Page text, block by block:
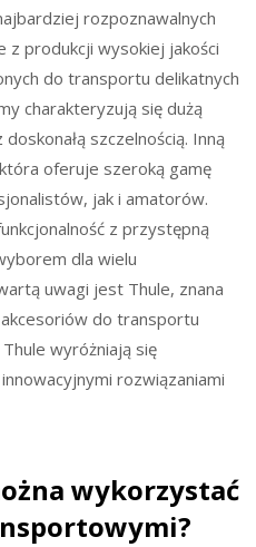
rozpoznawalnych
z produkcji wysokiej jakości
do transportu delikatnych
charakteryzują się dużą
szczelnością. Inną
oferuje szeroką gamę
jak i amatorów.
z przystępną
dla wielu
uwagi jest Thule, znana
do transportu
wyróżniają się
rozwiązaniami
wykorzystać